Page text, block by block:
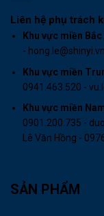
Liên hệ phụ trách
Khu vực miền
- hong.le@shinyi.vn
Khu vực miền
0941.463.520 -
Khu vực miền
0901.200.735 -
Lê Văn Hồng -
SẢN PHẨM